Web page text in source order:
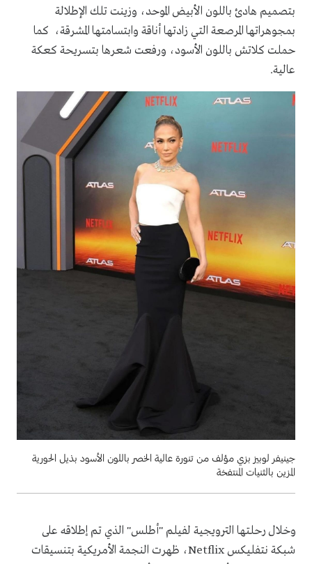
بتصميم هادئ باللون الأبيض الموحد، وزينت تلك الإطلالة
بمجوهراتها المرصعة التي زادتها أناقة وابتسامتها المشرقة، كما
حملت كلاتش باللون الأسود، ورفعت شعرها بتسريحة كعكة
عالية.
جينيفر لوبيز بزي مؤلف من تنورة عالية الخصر باللون الأسود بذيل الحورية
المزين بالثنيات المنتفخة
وخلال رحلتها الترويجية لفيلم "أطلس" الذي تم إطلاقه على
شبكة نتفليكس Netflix، ظهرت النجمة الأمريكية بتنسيقات